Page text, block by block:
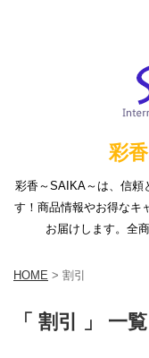
彩
彩香～SAIKA～は、信頼
す！商品情報やお得なキ
お届けします。全
HOME > 割引
「 割引 」 一覧